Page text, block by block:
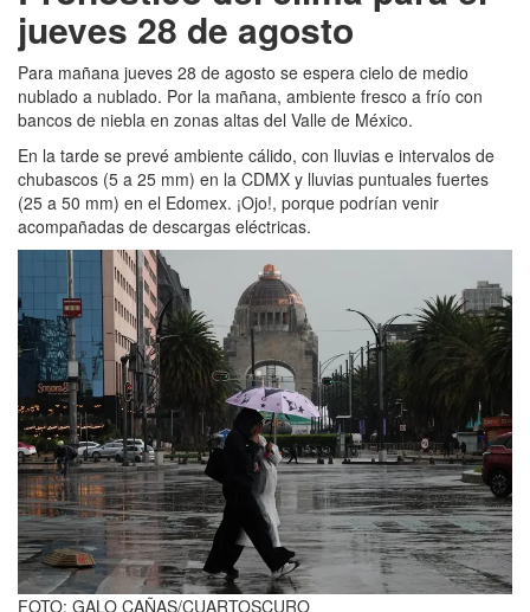
jueves 28 de agosto
Para mañana jueves 28 de agosto se espera cielo de medio
nublado a nublado. Por la mañana, ambiente fresco a frío con
bancos de niebla en zonas altas del Valle de México.
En la tarde se prevé ambiente cálido, con lluvias e intervalos de
chubascos (5 a 25 mm) en la CDMX y lluvias puntuales fuertes
(25 a 50 mm) en el Edomex. ¡Ojo!, porque podrían venir
acompañadas de descargas eléctricas.
FOTO: GALO CAÑAS/CUARTOSCURO